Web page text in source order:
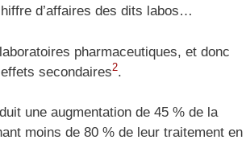
d’affaires des dits labos…
pharmaceutiques, et donc
secondaires2.
une augmentation de 45 % de la
moins de 80 % de leur traitement en